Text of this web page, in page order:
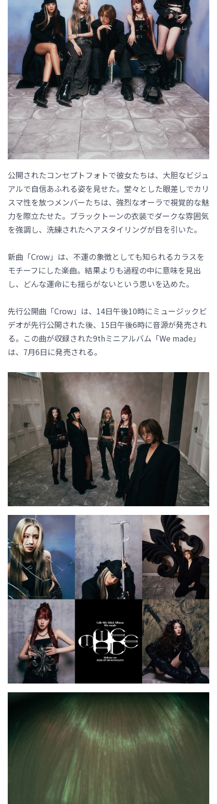
公開されたコンセプトフォトで彼女たちは、大胆なビジュ
アルで自信あふれる姿を見せた。堂々とした眼差しでカリ
スマ性を放つメンバーたちは、強烈なオーラで視覚的な魅
力を際立たせた。ブラックトーンの衣装でダークな雰囲気
を強調し、洗練されたヘアスタイリングが目を引いた。
新曲「Crow」は、不運の象徴としても知られるカラスを
モチーフにした楽曲。結果よりも過程の中に意味を見出
し、どんな運命にも揺らがないという思いを込めた。
先行公開曲「Crow」は、14日午後10時にミュージックビ
デオが先行公開された後、15日午後6時に音源が発売され
る。この曲が収録された9thミニアルバム「We made」
は、7月6日に発売される。